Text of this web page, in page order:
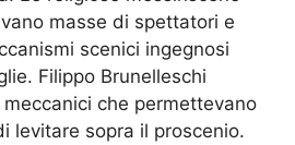
masse di spettatori e
scenici ingegnosi
Filippo Brunelleschi
che permettevano
levitare sopra il proscenio.